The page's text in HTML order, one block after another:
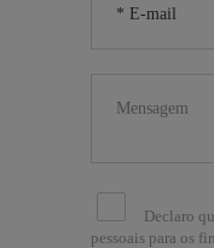
Declaro
pessoais para os